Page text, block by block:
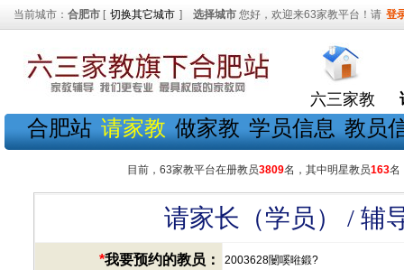
当前城市： 合肥市 [ 切换其它城市 ] 选择城市 您好，欢迎来63家教平台！请 登
六三家教
合肥站 请家教 做家教 学员信息 教员
目前，63家教平台在册教员3809名，其中明星教员163名
请家长（学员） / 辅
*我要预约的教员： 2003628闄嗘暀鍛?